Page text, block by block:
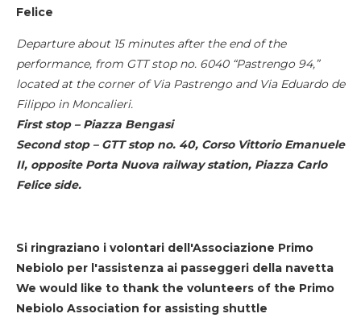
Felice
Departure about 15 minutes after the end of the
performance, from GTT stop no. 6040 “Pastrengo 94,”
located at the corner of Via Pastrengo and Via Eduardo de
Filippo in Moncalieri.
First stop – Piazza Bengasi
Second stop – GTT stop no. 40, Corso Vittorio Emanuele
II, opposite Porta Nuova railway station, Piazza Carlo
Felice side.
Si ringraziano i volontari dell'Associazione Primo
Nebiolo per l'assistenza ai passeggeri della navetta
We would like to thank the volunteers of the Primo
Nebiolo Association for assisting shuttle